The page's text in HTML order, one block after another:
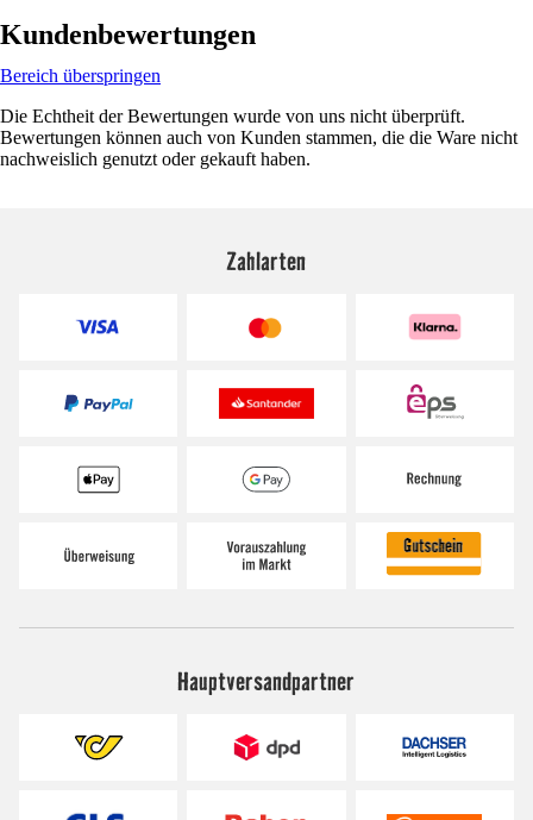
Kundenbewertungen
Bereich überspringen
Die Echtheit der Bewertungen wurde von uns nicht überprüft.
Bewertungen können auch von Kunden stammen, die die Ware nicht
nachweislich genutzt oder gekauft haben.
Zahlarten
Hauptversandpartner